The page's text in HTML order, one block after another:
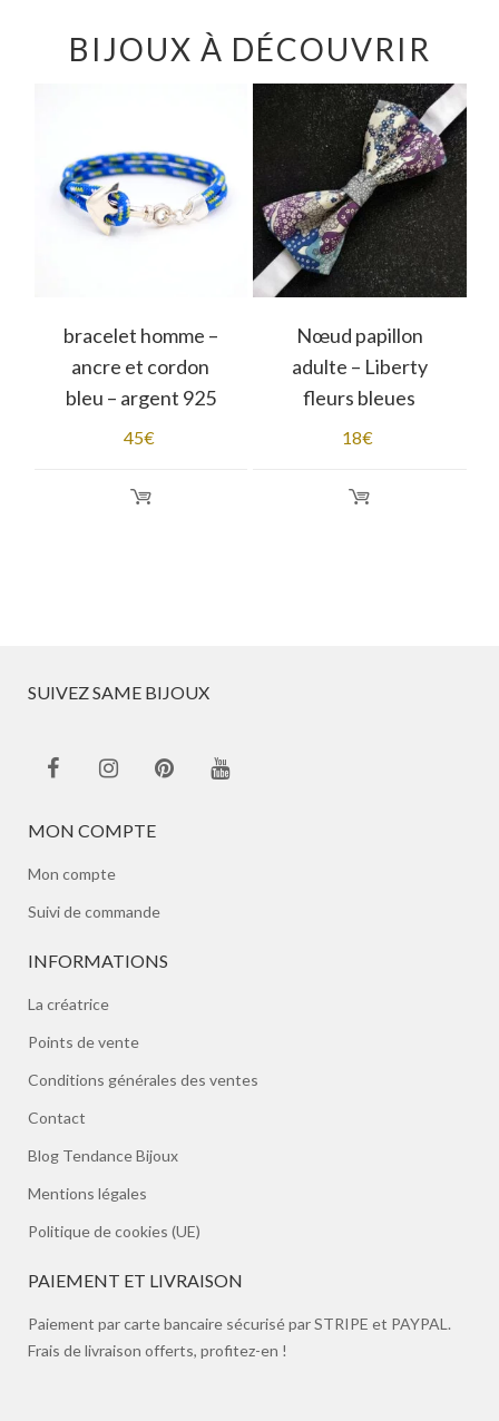
BIJOUX À DÉCOUVRIR
bracelet homme –
ancre et cordon
bleu – argent 925
45€
Nœud papillon
adulte – Liberty
fleurs bleues
18€
SUIVEZ SAME BIJOUX
MON COMPTE
Mon compte
Suivi de commande
INFORMATIONS
La créatrice
Points de vente
Conditions générales des ventes
Contact
Blog Tendance Bijoux
Mentions légales
Politique de cookies (UE)
PAIEMENT ET LIVRAISON
Paiement par carte bancaire sécurisé par STRIPE et PAYPAL.
Frais de livraison offerts, profitez-en !